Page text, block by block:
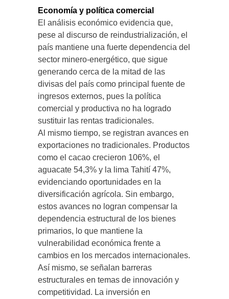
Economía y política comercial
El análisis económico evidencia que,
pese al discurso de reindustrialización, el
país mantiene una fuerte dependencia del
sector minero-energético, que sigue
generando cerca de la mitad de las
divisas del país como principal fuente de
ingresos externos, pues la política
comercial y productiva no ha logrado
sustituir las rentas tradicionales.
Al mismo tiempo, se registran avances en
exportaciones no tradicionales. Productos
como el cacao crecieron 106%, el
aguacate 54,3% y la lima Tahití 47%,
evidenciando oportunidades en la
diversificación agrícola. Sin embargo,
estos avances no logran compensar la
dependencia estructural de los bienes
primarios, lo que mantiene la
vulnerabilidad económica frente a
cambios en los mercados internacionales.
Así mismo, se señalan barreras
estructurales en temas de innovación y
competitividad. La inversión en